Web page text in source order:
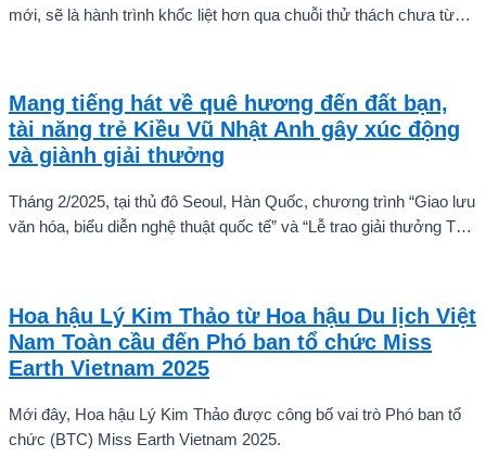
mới, sẽ là hành trình khốc liệt hơn qua chuỗi thử thách chưa từng
sàng chinh phục thử thách.
Mang tiếng hát về quê hương đến đất bạn,
tài năng trẻ Kiều Vũ Nhật Anh gây xúc động
và giành giải thưởng
Tháng 2/2025, tại thủ đô Seoul, Hàn Quốc, chương trình “Giao lưu
văn hóa, biểu diễn nghệ thuật quốc tế” và “Lễ trao giải thưởng Tài
ấn tượng mạnh với giọng hát trữ tình sâu lắng, mang đậm hơi thở
quê hương.
Hoa hậu Lý Kim Thảo từ Hoa hậu Du lịch Việt
Nam Toàn cầu đến Phó ban tổ chức Miss
Earth Vietnam 2025
Mới đây, Hoa hậu Lý Kim Thảo được công bố vai trò Phó ban tổ
chức (BTC) Miss Earth Vietnam 2025.